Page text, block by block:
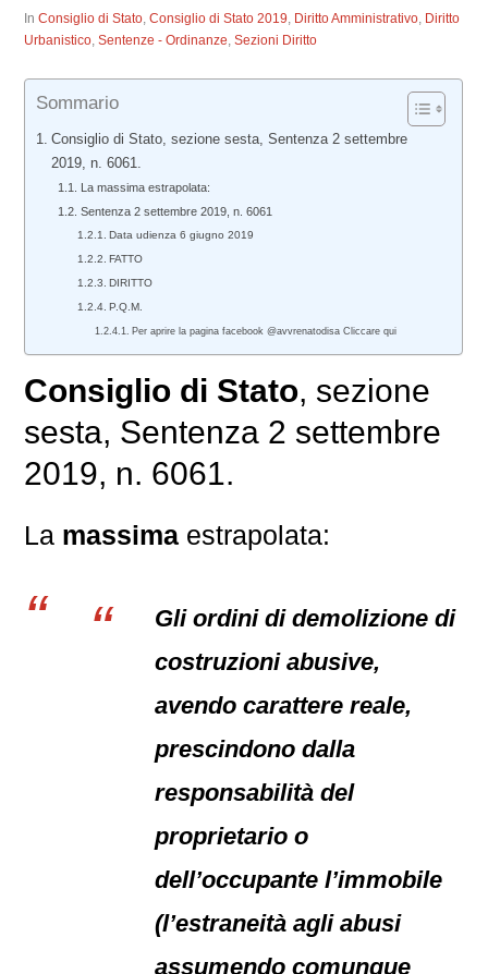
InConsiglio di Stato,Consiglio di Stato 2019, Diritto Amministrativo, Diritto
Urbanistico,Sentenze - Ordinanze,Sezioni Diritto
Sommario
Consiglio di Stato, sezione sesta, Sentenza 2 settembre
2019, n. 6061.
La massima estrapolata:
Sentenza 2 settembre 2019, n. 6061
Data udienza 6 giugno 2019
FATTO
DIRITTO
P.Q.M.
Per aprire la pagina facebook @avvrenatodisa Cliccare qui
Consiglio di Stato, sezione
sesta, Sentenza 2 settembre
2019, n. 6061.
La massima estrapolata:
Gli ordini di demolizione di
costruzioni abusive,
avendo carattere reale,
prescindono dalla
responsabilità del
proprietario o
dell’occupante l’immobile
(l’estraneità agli abusi
assumendo comunque